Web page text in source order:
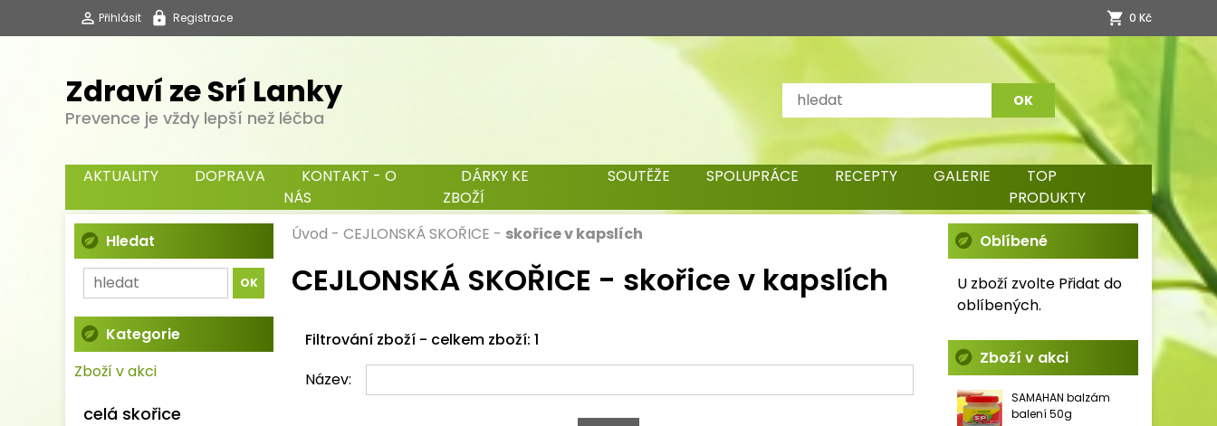
Přihlásit Registrace 0 Kč
Zdraví ze Srí Lanky
Prevence je vždy lepší než léčba
AKTUALITY DOPRAVA
KONTAKT - O
NÁS
DÁRKY KE
ZBOŽÍ
SOUTĚŽE SPOLUPRÁCE RECEPTY GALERIE
TOP
PRODUKTY
Hledat
Kategorie
Zboží v akci
celá skořice
Úvod - CEJLONSKÁ SKOŘICE - skořice v kapslích
CEJLONSKÁ SKOŘICE - skořice v kapslích
Filtrování zboží - celkem zboží: 1
Název:
Oblíbené
U zboží zvolte Přidat do
oblíbených.
Zboží v akci
SAMAHAN balzám
balení 50g